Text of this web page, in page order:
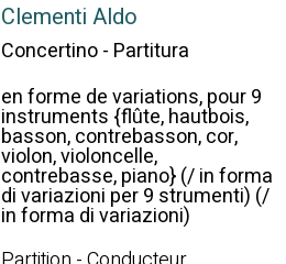
Clementi Aldo
Concertino - Partitura
en forme de variations, pour 9
instruments {flûte, hautbois,
basson, contrebasson, cor,
violon, violoncelle,
contrebasse, piano} (/ in forma
di variazioni per 9 strumenti) (/
in forma di variazioni)